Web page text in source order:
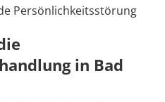
Persönlichkeitsstörung
in Bad